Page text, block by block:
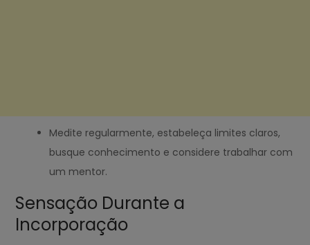
Medite regularmente, estabeleça limites claros,
busque conhecimento e considere trabalhar com
um mentor.
Sensação Durante a
Incorporação